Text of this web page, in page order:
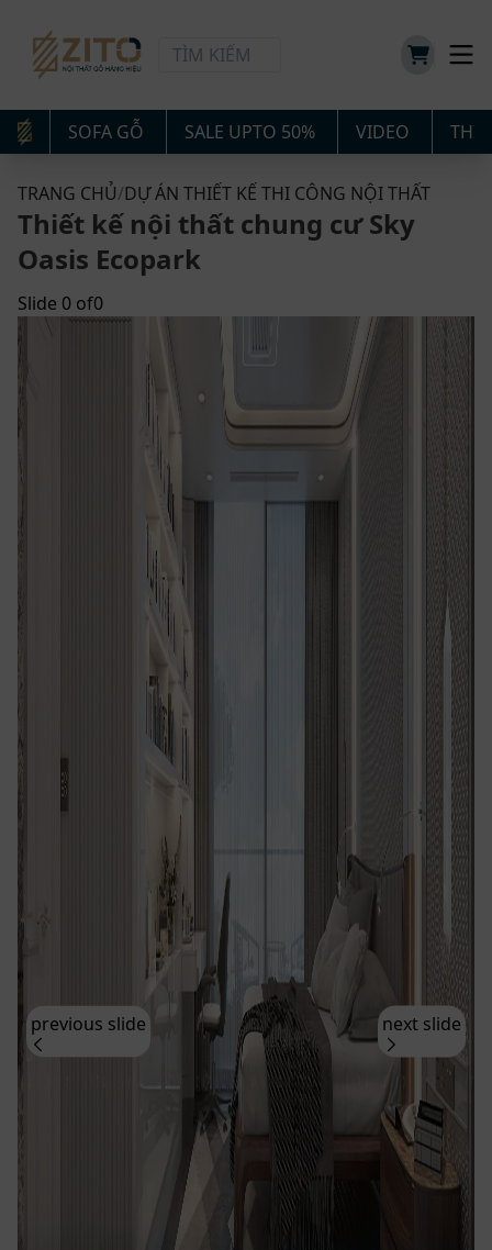
SOFA GỖ SALE UPTO 50% VIDEO
TRANG CHỦ/DỰ ÁN THIẾT KẾ THI CÔNG NỘI THẤT
Thiết kế nội thất chung cư Sky
Oasis Ecopark
Slide 0 of0
previous slide next slide